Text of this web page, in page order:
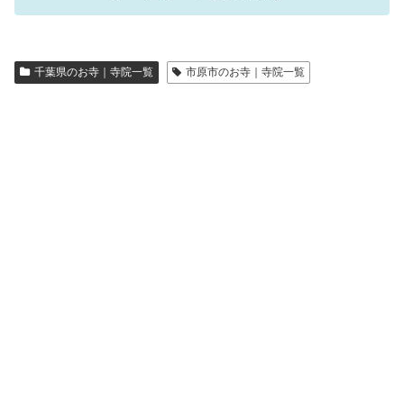
千葉県のお寺｜寺院一覧 市原市のお寺｜寺院一覧